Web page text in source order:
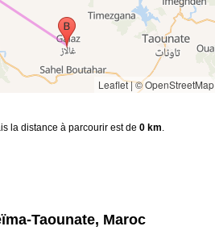
Leaflet|© OpenStreetMap
la distance à parcourir est de 0 km.
Taounate, Maroc